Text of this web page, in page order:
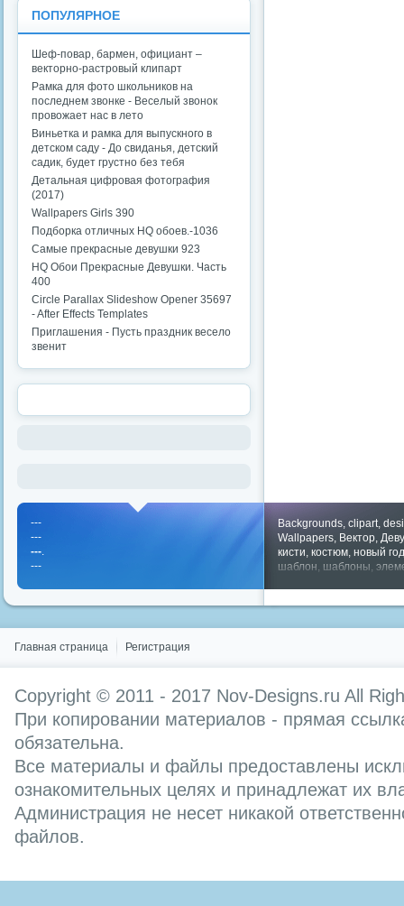
ПОПУЛЯРНОЕ
Шеф-повар, бармен, официант –
векторно-растровый клипарт
Рамка для фото школьников на
последнем звонке - Веселый звонок
провожает нас в лето
Виньетка и рамка для выпускного в
детском саду - До свиданья, детский
садик, будет грустно без тебя
Детальная цифровая фотография
(2017)
Wallpapers Girls 390
Подборка отличных HQ обоев.-1036
Самые прекрасные девушки 923
HQ Обои Прекрасные Девушки. Часть
400
Circle Parallax Slideshow Opener 35697
- After Effects Templates
Приглашения - Пусть праздник весело
звенит
Backgrounds, clipart,
Wallpapers, Вектор,
кисти, костюм, новый год
шаблон, шаблоны,
---
---
---.
---
Главная страница Регистрация
Copyright © 2011 - 2017 Nov-Designs.ru All
При копировании материалов - прямая
обязательна.
Все материалы и файлы предоставлены
ознакомительных целях и принадлежат их
Администрация не несет никакой
файлов.